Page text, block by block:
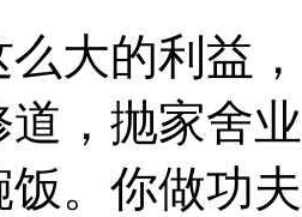
的利益，
，抛家舍
。你做功